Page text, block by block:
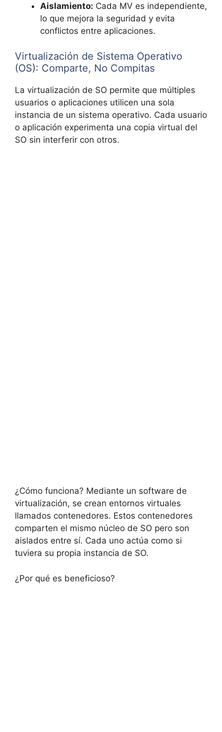
Aislamiento: Cada MV es independiente,
lo que mejora la seguridad y evita
conflictos entre aplicaciones.
Virtualización de Sistema Operativo
(OS): Comparte, No Compitas
La virtualización de SO permite que múltiples
usuarios o aplicaciones utilicen una sola
instancia de un sistema operativo. Cada usuario
o aplicación experimenta una copia virtual del
SO sin interferir con otros.
¿Cómo funciona? Mediante un software de
virtualización, se crean entornos virtuales
llamados contenedores. Estos contenedores
comparten el mismo núcleo de SO pero son
aislados entre sí. Cada uno actúa como si
tuviera su propia instancia de SO.
¿Por qué es beneficioso?